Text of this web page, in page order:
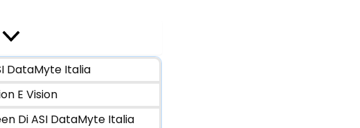
DataMyte Italia
E Vision
Di ASI DataMyte Italia